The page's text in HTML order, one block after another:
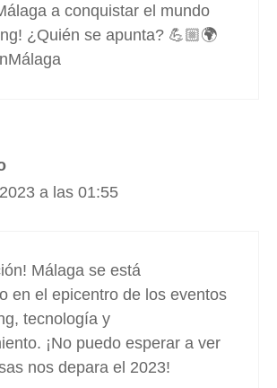
a conquistar el mundo
¿Quién se apunta? 💪🏼🌍
a las 01:55
Málaga se está
en el epicentro de los eventos
tecnología y
¡No puedo esperar a ver
nos depara el 2023!